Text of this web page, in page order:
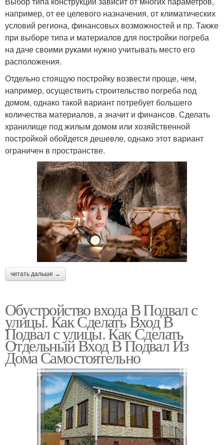
например, от ее целевого назначения, от климатических
условий региона, финансовых возможностей и пр. Также
при выборе типа и материалов для постройки погреба
на даче своими руками нужно учитывать место его
расположения.
Отдельно стоящую постройку возвести проще, чем,
например, осуществить строительство погреба под
домом, однако такой вариант потребует большего
количества материалов, а значит и финансов. Сделать
хранилище под жилым домом или хозяйственной
постройкой обойдется дешевле, однако этот вариант
ограничен в пространстве.
читать дальше →
Обустройство входа В Подвал с
улицы. Как Сделать Вход В
Подвал с улицы. Как Сделать
Отдельный Вход В Подвал Из
Дома Самостоятельно